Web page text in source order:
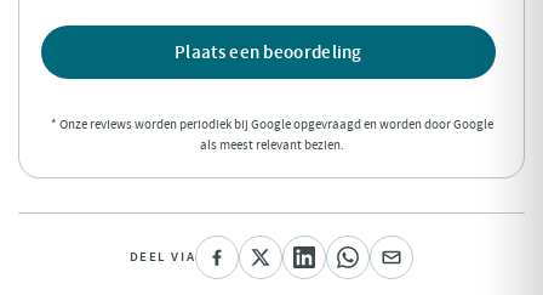
Plaats een beoordeling
* Onze reviews worden periodiek bij Google opgevraagd en worden door Google
als meest relevant bezien.
DEEL VIA